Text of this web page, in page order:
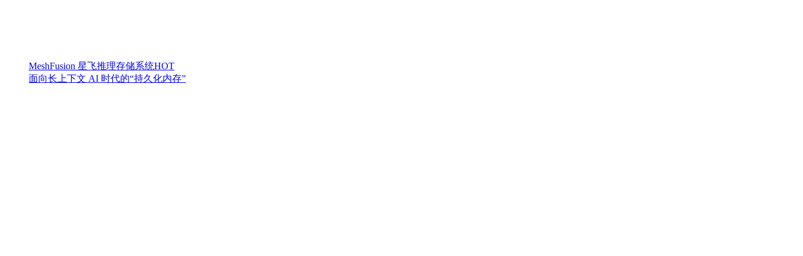
MeshFusion 星飞推理存储系统HOT
面向长上下文 AI 时代的“持久化内存”